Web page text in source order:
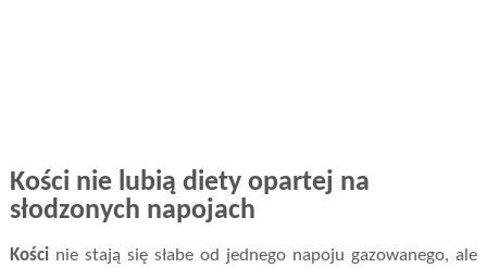
Kości nie lubią diety opartej na
słodzonych napojach
Kości nie stają się słabe od jednego napoju gazowanego, ale